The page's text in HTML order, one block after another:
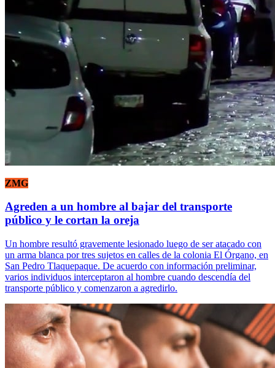
ZMG
Agreden a un hombre al bajar del transporte
público y le cortan la oreja
Un hombre resultó gravemente lesionado luego de ser atacado con
un arma blanca por tres sujetos en calles de la colonia El Órgano, en
San Pedro Tlaquepaque. De acuerdo con información preliminar,
varios individuos interceptaron al hombre cuando descendía del
transporte público y comenzaron a agredirlo.